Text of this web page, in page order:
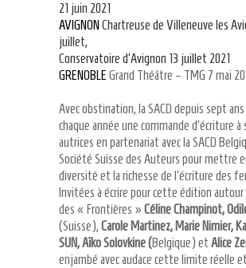
21 juin 2021
AVIGNON Chartreuse de Villeneuve les
juillet,
Conservatoire d’Avignon 13 juillet 2021
GRENOBLE Grand Théâtre – TMG 7 mai
Avec obstination, la SACD depuis sept ans
chaque année une commande d’écriture à
autrices en partenariat avec la SACD
Société Suisse des Auteurs pour mettre
diversité et la richesse de l’écriture des
Invitées à écrire pour cette édition
des « Frontières » Céline Champinot,
(Suisse), Carole Martinez, Marie Nimier,
SUN, Aïko Solovkine (Belgique) et Alice
enjambé avec audace cette limite réelle